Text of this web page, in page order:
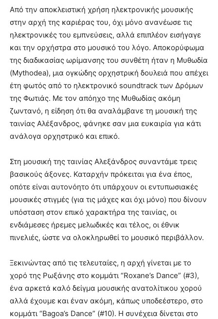
Aπό την αποκλειστική χρήση ηλεκτρονικής μουσικής
στην αρχή της καριέρας του, όχι μόνο ανανέωσε τις
ηλεκτρονικές του εμπνεύσεις, αλλά επιπλέον εισήγαγε
και την ορχήστρα στο μουσικό του λόγο. Αποκορύφωμα
της διαδικασίας ωρίμανσης του συνθέτη ήταν η Μυθωδία
(Mythodea), μια ογκώδης ορχηστρική δουλειά που απέχει
έτη φωτός από το ηλεκτρονικό soundtrack των Δρόμων
της Φωτιάς. Με τον απόηχο της Μυθωδίας ακόμη
ζωντανό, η είδηση ότι θα αναλάμβανε τη μουσική της
ταινίας Αλέξανδρος, φάνηκε σαν μια ευκαιρία για κάτι
ανάλογα ορχηστρικό και επικό.
Στη μουσική της ταινίας Αλεξάνδρος συναντάμε τρεις
βασικούς άξονες. Καταρχήν πρόκειται για ένα έπος,
οπότε είναι αυτονόητο ότι υπάρχουν οι εντυπωσιακές
μουσικές στιγμές (για τις μάχες και όχι μόνο) που δίνουν
υπόσταση στον επικό χαρακτήρα της ταινίας, οι
ενδιάμεσες ήρεμες μελωδικές και τέλος, οι έθνικ
πινελιές, ώστε να ολοκληρωθεί το μουσικό περιβάλλον.
Ξεκινώντας από τις τελευταίες, η αρχή γίνεται με το
χορό της Ρωξάνης στο κομμάτι “Roxane’s Dance” (#3),
ένα αρκετά καλό δείγμα μουσικής ανατολίτικου χορού
αλλά έχουμε και έναν ακόμη, κάπως υποδεέστερο, στο
κομμάτι “Bagoa’s Dance” (#10). Η συνέχεια δίνεται στο